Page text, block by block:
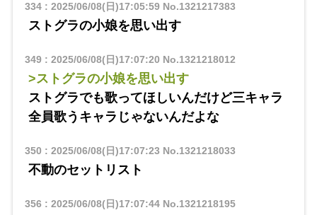
334: 2025/06/08(日)17:05:59No.1321217383
ストグラの小娘を思い出す
349: 2025/06/08(日)17:07:20 No.1321218012
>ストグラの小娘を思い出す
ストグラでも歌ってほしいんだけど三キャラ
全員歌うキャラじゃないんだよな
350 : 2025/06/08(日)17:07:23 No.1321218033
不動のセットリスト
356 : 2025/06/08(日)17:07:44No.1321218195